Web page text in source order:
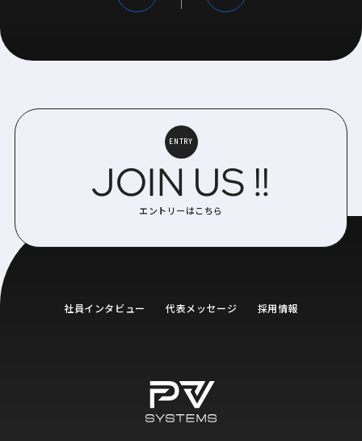
ENTRY
JOIN US !!
エントリーはこちら
社員インタビュー 代表メッセージ 採用情報